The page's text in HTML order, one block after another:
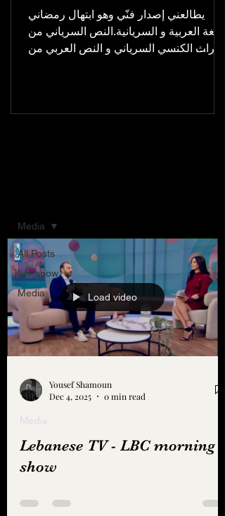
يطالعني إصدار فنّي وهو‏ ابتهال رمضاني
باللغة العربية و السريانية.النص السرياني من
التراث الكنسي السرياني و النص العربي من
All Posts
live show
Media
Media
Load video
Yousef Shamoun
Dec 4, 2025
0 min read
Media
Lebanese TV - LBC morning
show